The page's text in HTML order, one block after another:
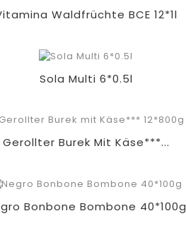
Waldfrüchte BCE 12*1l
Sola Multi 6*0.5l
Gerollter Burek Mit Käse***...
Bonbone Bombone 40*100g